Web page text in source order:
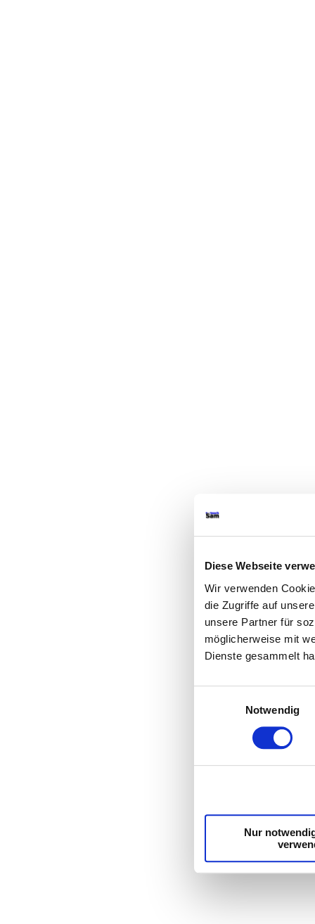
Diese Webseite
Wir verwenden
die Zugriffe auf
unsere Partner für
möglicherweise mit
Dienste gesammelt
Notwendig
Nur